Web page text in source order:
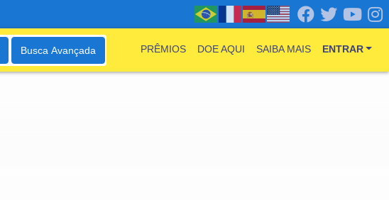
Busca Avançada PRÊMIOS DOE AQUI SAIBA MAIS ENTRAR